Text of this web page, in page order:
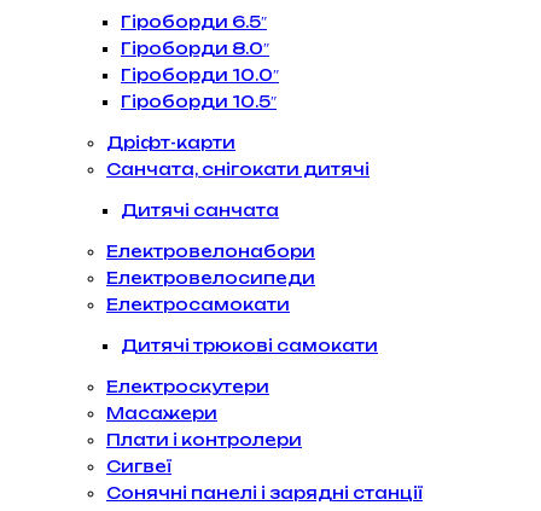
Гіроборди 6.5″
Гіроборди 8.0″
Гіроборди 10.0″
Гіроборди 10.5″
Дріфт-карти
Санчата, снігокати дитячі
Дитячі санчата
Електровелонабори
Електровелосипеди
Електросамокати
Дитячі трюкові самокати
Електроскутери
Масажери
Плати і контролери
Сигвеї
Сонячні панелі і зарядні станції